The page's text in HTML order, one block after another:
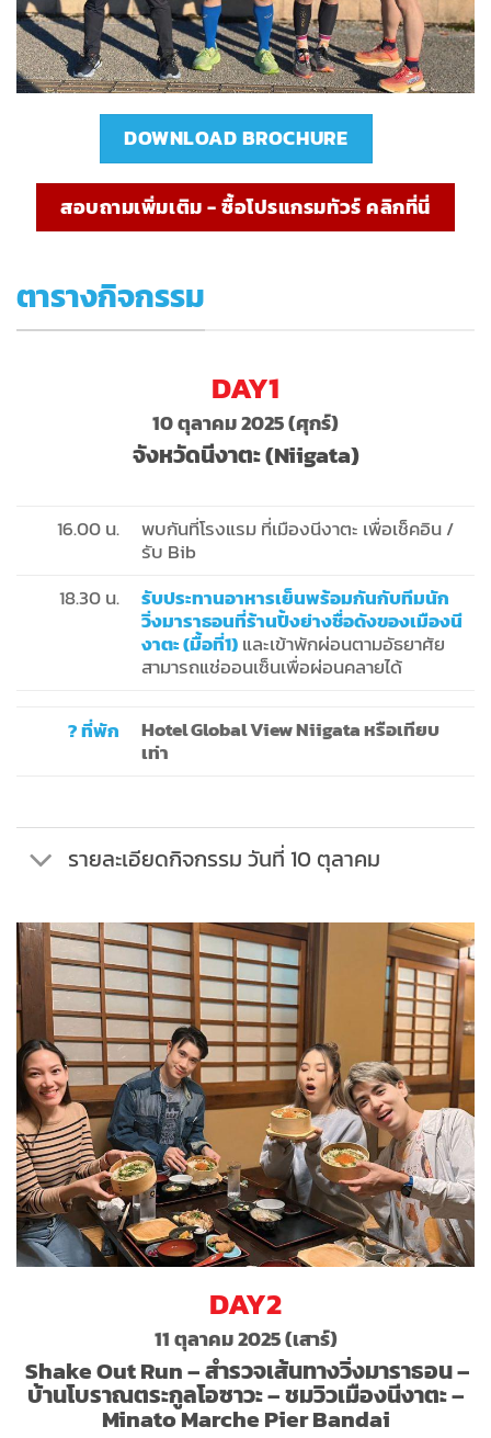
DOWNLOAD BROCHURE
สอบถามเพิ่มเติม - ซื้อโปรแกรมทัวร์ คลิกที่นี่
ตารางกิจกรรม
DAY1
10 ตุลาคม 2025 (ศุกร์)
จังหวัดนีงาตะ (Niigata)
16.00 น.
พบกันที่โรงแรม ที่เมืองนีงาตะ เพื่อเช็คอิน /
รับ Bib
18.30 น.
รับประทานอาหารเย็นพร้อมกันกับทีมนัก
วิ่งมาราธอนที่ร้านปิ้งย่างชื่อดังของเมืองนี
งาตะ (มื้อที่1) และเข้าพักผ่อนตามอัธยาศัย
สามารถแช่ออนเซ็นเพื่อผ่อนคลายได้
? ที่พัก
Hotel Global View Niigata หรือเทียบ
เท่า
รายละเอียดกิจกรรม วันที่ 10 ตุลาคม
DAY2
11 ตุลาคม 2025 (เสาร์)
Shake Out Run – สำรวจเส้นทางวิ่งมาราธอน –
บ้านโบราณตระกูลโอซาวะ – ชมวิวเมืองนีงาตะ –
Minato Marche Pier Bandai